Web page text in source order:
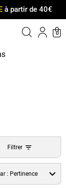
à partir de 40€
0
Filtrer
: Pertinence